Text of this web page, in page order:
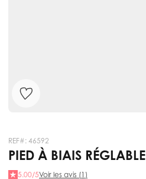
REF#: 46592
PIED À BIAIS RÉGLABLE
5.00/5Voir les avis (1)